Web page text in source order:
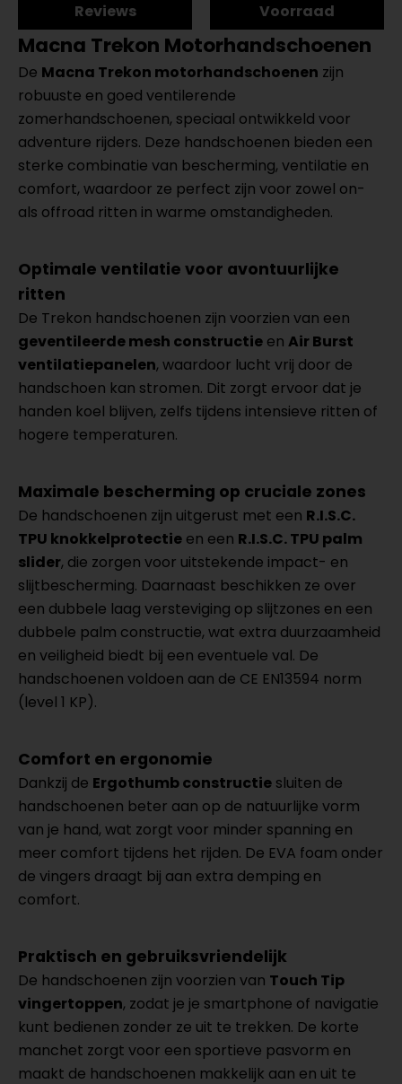
Reviews Voorraad
Macna Trekon Motorhandschoenen
De Macna Trekon motorhandschoenen zijn
robuuste en goed ventilerende
zomerhandschoenen, speciaal ontwikkeld voor
adventure rijders. Deze handschoenen bieden een
sterke combinatie van bescherming, ventilatie en
comfort, waardoor ze perfect zijn voor zowel on-
als offroad ritten in warme omstandigheden.
Optimale ventilatie voor avontuurlijke
ritten
De Trekon handschoenen zijn voorzien van een
geventileerde mesh constructie en Air Burst
ventilatiepanelen, waardoor lucht vrij door de
handschoen kan stromen. Dit zorgt ervoor dat je
handen koel blijven, zelfs tijdens intensieve ritten of
hogere temperaturen.
Maximale bescherming op cruciale zones
De handschoenen zijn uitgerust met een R.I.S.C.
TPU knokkelprotectie en een R.I.S.C. TPU palm
slider, die zorgen voor uitstekende impact- en
slijtbescherming. Daarnaast beschikken ze over
een dubbele laag versteviging op slijtzones en een
dubbele palm constructie, wat extra duurzaamheid
en veiligheid biedt bij een eventuele val. De
handschoenen voldoen aan de CE EN13594 norm
(level 1 KP).
Comfort en ergonomie
Dankzij de Ergothumb constructie sluiten de
handschoenen beter aan op de natuurlijke vorm
van je hand, wat zorgt voor minder spanning en
meer comfort tijdens het rijden. De EVA foam onder
de vingers draagt bij aan extra demping en
comfort.
Praktisch en gebruiksvriendelijk
De handschoenen zijn voorzien van Touch Tip
vingertoppen, zodat je je smartphone of navigatie
kunt bedienen zonder ze uit te trekken. De korte
manchet zorgt voor een sportieve pasvorm en
maakt de handschoenen makkelijk aan en uit te